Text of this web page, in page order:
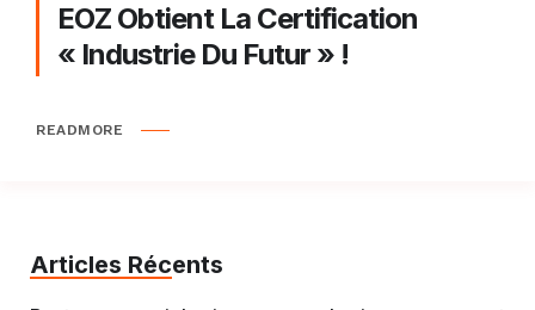
EOZ Obtient La Certification
« Industrie Du Futur » !
READMORE
Articles Récents